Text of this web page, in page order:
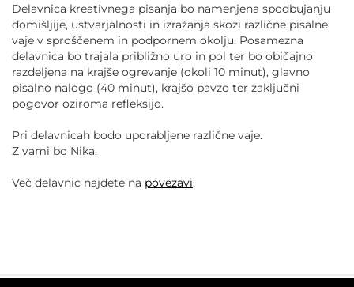
PODČRTAJ POVEZAVE
ZEMLJEVID STRANI
IZJAVA O DOSTOPNOSTI
Delavnica kreativnega pisanja bo namenjena spodbujanju
domišljije, ustvarjalnosti in izražanja skozi različne pisalne
vaje v sproščenem in podpornem okolju. Posamezna
delavnica bo trajala približno uro in pol ter bo običajno
razdeljena na krajše ogrevanje (okoli 10 minut), glavno
pisalno nalogo (40 minut), krajšo pavzo ter zaključni
pogovor oziroma refleksijo.
Pri delavnicah bodo uporabljene različne vaje.
Z vami bo Nika.
Več delavnic najdete na povezavi.